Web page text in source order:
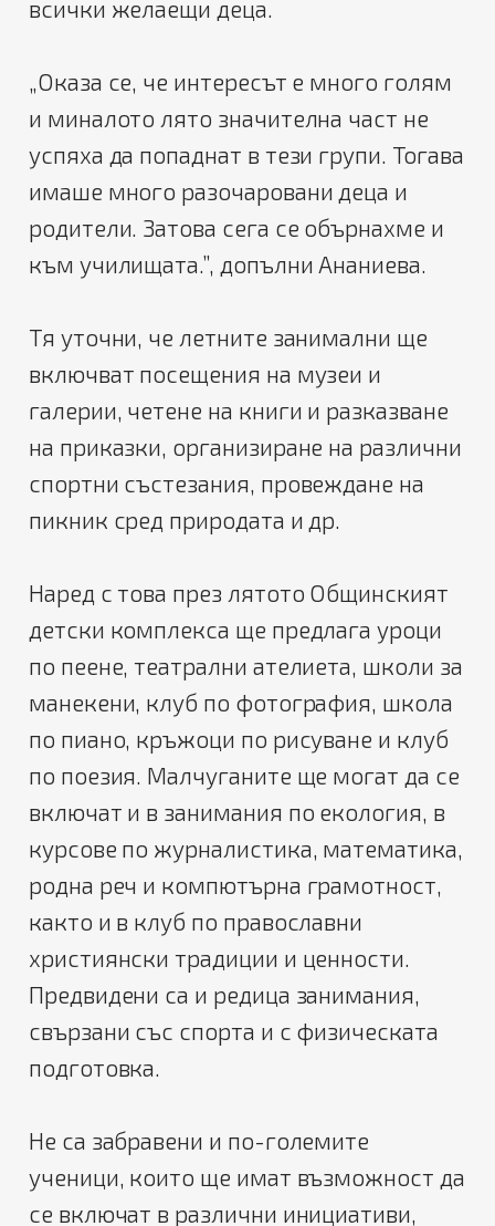
всички желаещи деца.
„Оказа се, че интересът е много голям
и миналото лято значителна част не
успяха да попаднат в тези групи. Тогава
имаше много разочаровани деца и
родители. Затова сега се обърнахме и
към училищата.”, допълни Ананиева.
Тя уточни, че летните занимални ще
включват посещения на музеи и
галерии, четене на книги и разказване
на приказки, организиране на различни
спортни състезания, провеждане на
пикник сред природата и др.
Наред с това през лятото Общинският
детски комплекса ще предлага уроци
по пеене, театрални ателиета, школи за
манекени, клуб по фотография, школа
по пиано, кръжоци по рисуване и клуб
по поезия. Малчуганите ще могат да се
включат и в занимания по екология, в
курсове по журналистика, математика,
родна реч и компютърна грамотност,
както и в клуб по православни
християнски традиции и ценности.
Предвидени са и редица занимания,
свързани със спорта и с физическата
подготовка.
Не са забравени и по-големите
ученици, които ще имат възможност да
се включат в различни инициативи,